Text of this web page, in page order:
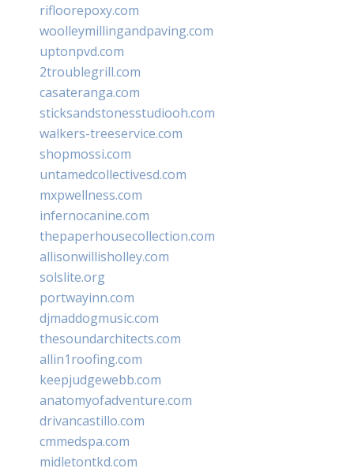
rifloorepoxy.com
woolleymillingandpaving.com
uptonpvd.com
2troublegrill.com
casateranga.com
sticksandstonesstudiooh.com
walkers-treeservice.com
shopmossi.com
untamedcollectivesd.com
mxpwellness.com
infernocanine.com
thepaperhousecollection.com
allisonwillisholley.com
solslite.org
portwayinn.com
djmaddogmusic.com
thesoundarchitects.com
allin1roofing.com
keepjudgewebb.com
anatomyofadventure.com
drivancastillo.com
cmmedspa.com
midletontkd.com